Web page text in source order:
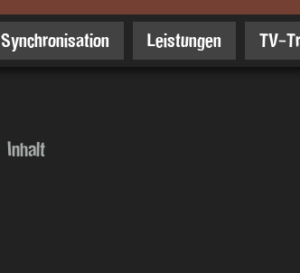
Synchronisation Leistungen TV-
Inhalt